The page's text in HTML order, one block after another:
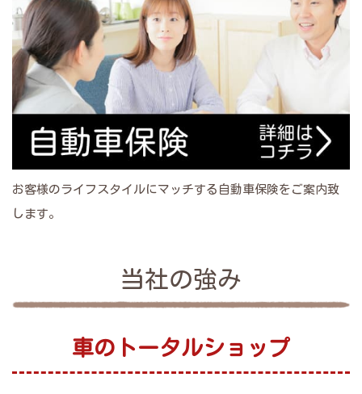
お客様のライフスタイルにマッチする自動車保険をご案内致
します。
当社の強み
車のトータルショップ